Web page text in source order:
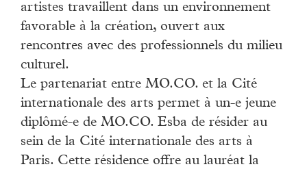
artistes travaillent dans un environnement
favorable à la création, ouvert aux
rencontres avec des professionnels du milieu
culturel.
Le partenariat entre MO.CO. et la Cité
internationale des arts permet à un-e jeune
diplômé-e de MO.CO. Esba de résider au
sein de la Cité internationale des arts à
Paris. Cette résidence offre au lauréat la